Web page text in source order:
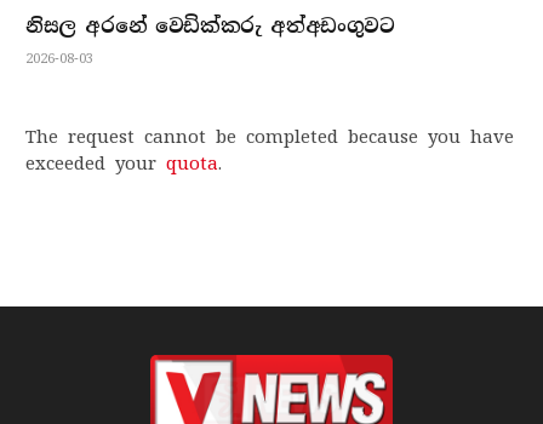
නිසල අරනේ වෙඩික්කරු අත්අඩංගුවට
2026-08-03
The request cannot be completed because you have
exceeded your quota.